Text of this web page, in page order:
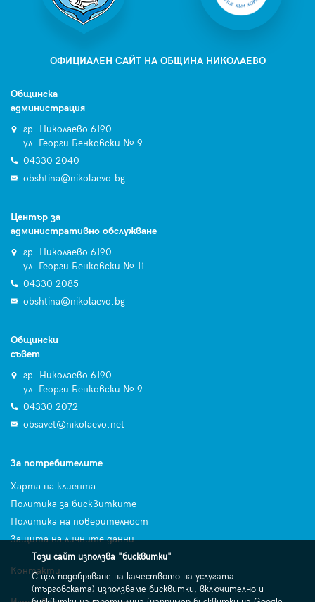
ОФИЦИАЛЕН САЙТ НА ОБЩИНА НИКОЛАЕВО
Общинска
администрация
гр. Николаево 6190
ул. Георги Бенковски № 9
04330 2040
obshtina@nikolaevo.bg
Център за
административно обслужване
гр. Николаево 6190
ул. Георги Бенковски № 11
04330 2085
obshtina@nikolaevo.bg
Общински
съвет
гр. Николаево 6190
ул. Георги Бенковски № 9
04330 2072
obsavet@nikolaevo.net
За потребителите
Харта на клиента
Политика за бисквитките
Политика на поверителност
Защита на личните данни
Контакти
Този сайт използва "бисквитки"
С цел подобряване на качеството на услугата
(търговската) използваме бисквитки, включително и